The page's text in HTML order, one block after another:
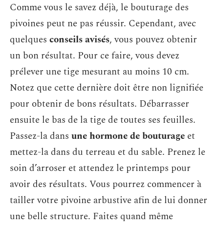
Comme vous le savez déjà, le bouturage des
pivoines peut ne pas réussir. Cependant, avec
quelques conseils avisés, vous pouvez obtenir
un bon résultat. Pour ce faire, vous devez
prélever une tige mesurant au moins 10 cm.
Notez que cette dernière doit être non lignifiée
pour obtenir de bons résultats. Débarrasser
ensuite le bas de la tige de toutes ses feuilles.
Passez-la dans une hormone de bouturage et
mettez-la dans du terreau et du sable. Prenez le
soin d’arroser et attendez le printemps pour
avoir des résultats. Vous pourrez commencer à
tailler votre pivoine arbustive afin de lui donner
une belle structure. Faites quand même